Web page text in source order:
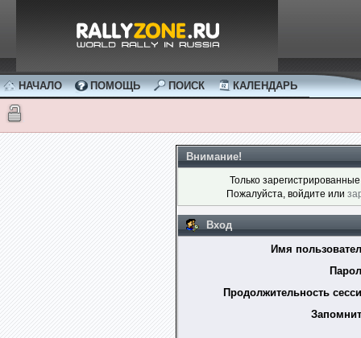
НАЧАЛО ПОМОЩЬ ПОИСК КАЛЕНДАРЬ
Внимание!
Только
Пожалуйста, войдите или
Вход
Имя
Продолжительность